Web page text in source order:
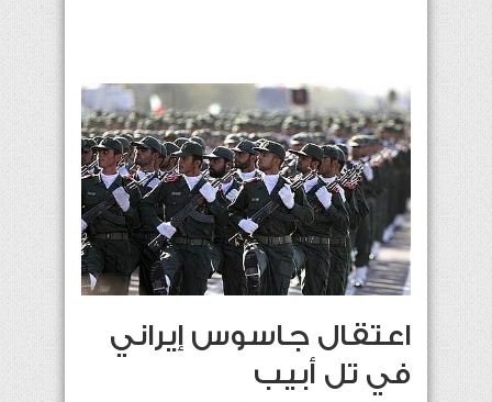
اعتقال جاسوس إيراني
في تل أبيب